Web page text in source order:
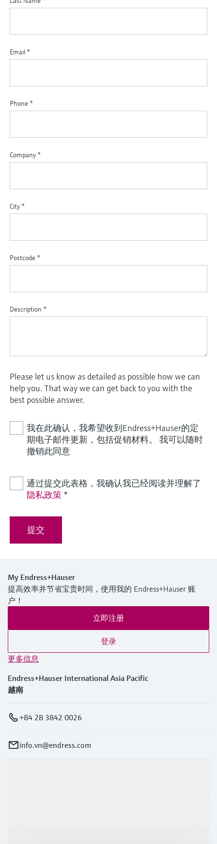
Email *
Phone *
Company *
City *
Postcode *
Description *
Please let us know as detailed as possible how we can
help you. That way we can get back to you with the
best possible answer.
我在此确认，我希望收到Endress+Hauser的定
期电子邮件更新，包括促销材料。 我可以随时
撤销此同意
通过提交此表格，我确认我已经阅读并理解了
隐私政策 *
提交
My Endress+Hauser
提高效率并节省宝贵时间，使用我的 Endress+Hauser 账
户！
立即注册
登录
更多信息
Endress+Hauser International Asia Pacific
越南
+84 28 3842 0026
info.vn@endress.com